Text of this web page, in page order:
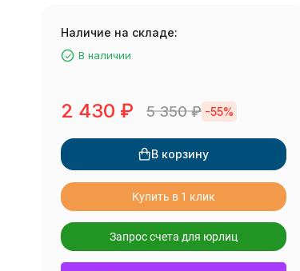
Наличие на складе:
В наличии
2 430 ₽ 5 350₽ -55%
В корзину
Купить в 1 клик
Запрос счета для юрлиц